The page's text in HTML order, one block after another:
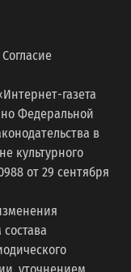
Согласие
газета
Федеральной
в
культурного
от 29 сентября